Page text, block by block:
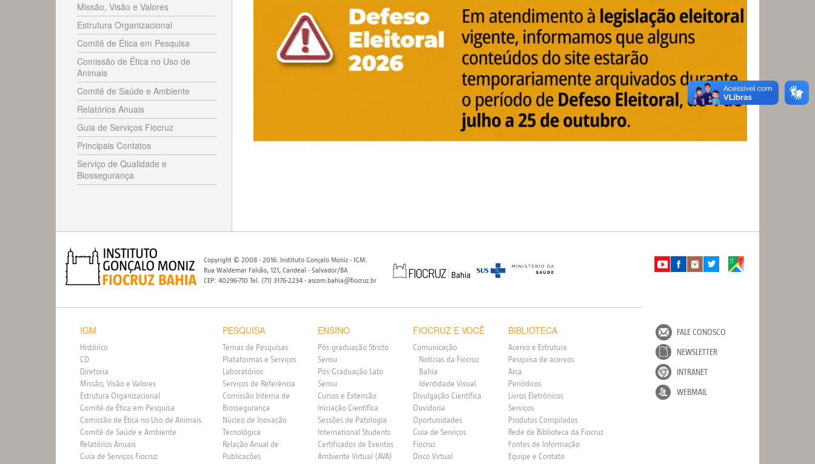
Missão, Visão e Valores
Estrutura Organizacional
Comitê de Ética em Pesquisa
Comissão de Ética no Uso de
Animais
Comitê de Saúde e Ambiente
Relatórios Anuais
Guia de Serviços Fiocruz
Principais Contatos
Serviço de Qualidade e
Biossegurança
Copyright © 2008 - 2016. Instituto Gonçalo Moniz - IGM.
Rua Waldemar Falcão, 121, Candeal - Salvador/BA
CEP: 40296-710 Tel. (71) 3176-2234 - ascom.bahia@fiocruz.br
IGM
Histórico
CD
Diretoria
Missão, Visão e Valores
Estrutura Organizacional
Comitê de Ética em Pesquisa
Comissão de Ética no Uso de Animais
Comitê de Saúde e Ambiente
Relatórios Anuais
Guia de Serviços Fiocruz
PESQUISA
Temas de Pesquisas
Plataformas e Serviços
Laboratórios
Serviços de Referência
Comissão Interna de
Biossegurança
Núcleo de Inovação
Tecnológica
Relação Anual de
Publicações
ENSINO
Pós-graduação Stricto
Sensu
Pós-Graduação Lato
Sensu
Cursos e Extensão
Iniciação Científica
Sessões de Patologia
International Students
Certificados de Eventos
Ambiente Virtual (AVA)
FIOCRUZ E VOCÊ
Comunicação
Notícias da Fiocruz
Bahia
Identidade Visual
Divulgação Científica
Ouvidoria
Oportunidades
Guia de Serviços
Fiocruz
Disco Virtual
BIBLIOTECA
Acervo e Estrutura
Pesquisa de acervos
Arca
Periódicos
Livros Eletrônicos
Serviços
Produtos Compilados
Rede de Biblioteca da Fiocruz
Fontes de Informação
Equipe e Contato
FALE CONOSCO
NEWSLETTER
INTRANET
WEBMAIL